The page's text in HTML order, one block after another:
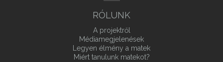
RÓLUNK
A projektről
Médiamegjelenések
Legyen élmény a matek
Miért tanulunk matekot?